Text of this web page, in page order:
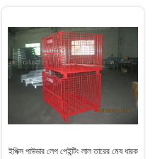
ইপিক্স পাউডার লেপ পেইন্টিং লাল তারের মেষ ধারক